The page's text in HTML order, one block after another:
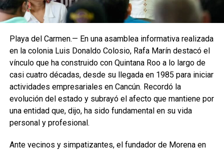
Playa del Carmen.— En una asamblea informativa realizada
en la colonia Luis Donaldo Colosio, Rafa Marín destacó el
vínculo que ha construido con Quintana Roo a lo largo de
casi cuatro décadas, desde su llegada en 1985 para iniciar
actividades empresariales en Cancún. Recordó la
evolución del estado y subrayó el afecto que mantiene por
una entidad que, dijo, ha sido fundamental en su vida
personal y profesional.
Ante vecinos y simpatizantes, el fundador de Morena en